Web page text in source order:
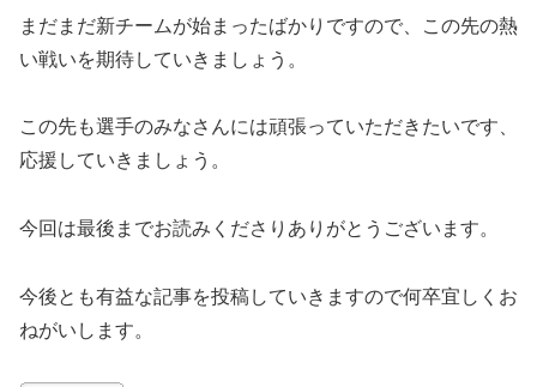
まだまだ新チームが始まったばかりですので、この先の熱
い戦いを期待していきましょう。
この先も選手のみなさんには頑張っていただきたいです、
応援していきましょう。
今回は最後までお読みくださりありがとうございます。
今後とも有益な記事を投稿していきますので何卒宜しくお
ねがいします。